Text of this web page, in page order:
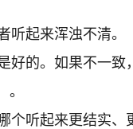
起来浑浊不清。
好的。如果不一致
听起来更结实、